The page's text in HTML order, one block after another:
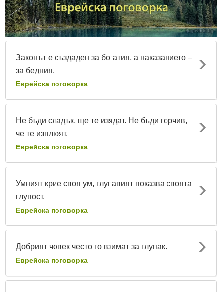
Законът е създаден за богатия, а наказанието –
за бедния.
Еврейска поговорка
Не бъди сладък, ще те изядат. Не бъди горчив,
че те изплюят.
Еврейска поговорка
Умният крие своя ум, глупавият показва своята
глупост.
Еврейска поговорка
Добрият човек често го взимат за глупак.
Еврейска поговорка